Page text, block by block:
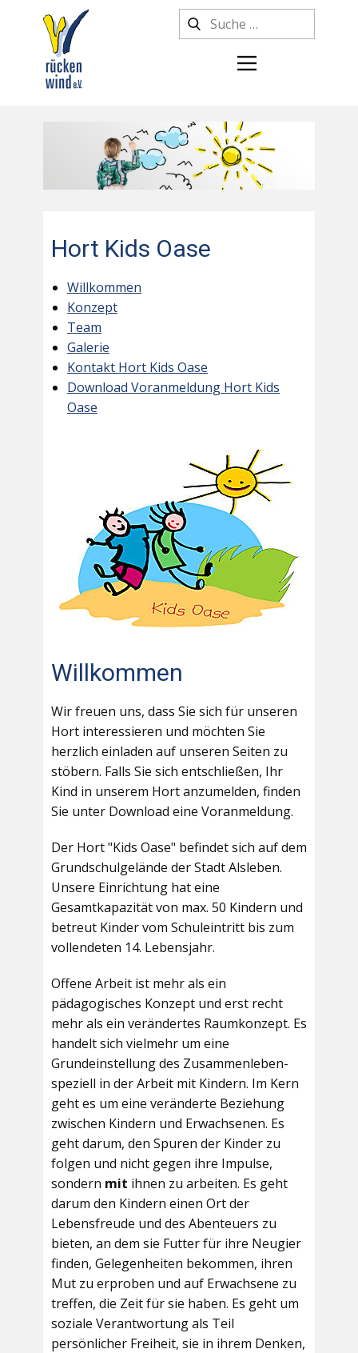
Hort Kids Oase
Willkommen
Konzept
Team
Galerie
Kontakt Hort Kids Oase
Download Voranmeldung Hort Kids
Oase
Willkommen
Wir freuen uns, dass Sie sich für unseren
Hort interessieren und möchten Sie
herzlich einladen auf unseren Seiten zu
stöbern. Falls Sie sich entschließen, Ihr
Kind in unserem Hort anzumelden, finden
Sie unter Download eine Voranmeldung.
Der Hort "Kids Oase" befindet sich auf dem
Grundschulgelände der Stadt Alsleben.
Unsere Einrichtung hat eine
Gesamtkapazität von max. 50 Kindern und
betreut Kinder vom Schuleintritt bis zum
vollendeten 14. Lebensjahr.
Offene Arbeit ist mehr als ein
pädagogisches Konzept und erst recht
mehr als ein verändertes Raumkonzept. Es
handelt sich vielmehr um eine
Grundeinstellung des Zusammenleben-
speziell in der Arbeit mit Kindern. Im Kern
geht es um eine veränderte Beziehung
zwischen Kindern und Erwachsenen. Es
geht darum, den Spuren der Kinder zu
folgen und nicht gegen ihre Impulse,
sondern mit ihnen zu arbeiten. Es geht
darum den Kindern einen Ort der
Lebensfreude und des Abenteuers zu
bieten, an dem sie Futter für ihre Neugier
finden, Gelegenheiten bekommen, ihren
Mut zu erproben und auf Erwachsene zu
treffen, die Zeit für sie haben. Es geht um
soziale Verantwortung als Teil
persönlicher Freiheit, sie in ihrem Denken,